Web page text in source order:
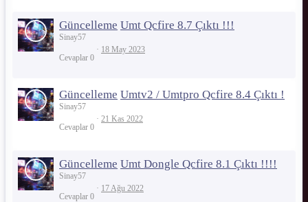
Güncelleme Umt Qcfire 8.7 Çıktı !!!
Sinay57
Cevaplar 0
18 May 2023
Güncelleme Umtv2 / Umtpro Qcfire 8.4 Çıktı !
Sinay57
Cevaplar 0
21 Kas 2022
Güncelleme Umt Dongle Qcfire 8.1 Çıktı !!!!
Sinay57
Cevaplar 0
17 Ağu 2022